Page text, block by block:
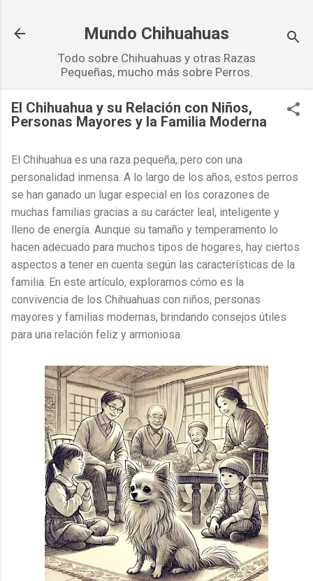
Mundo Chihuahuas
Todo sobre Chihuahuas y otras Razas
Pequeñas, mucho más sobre Perros.
El Chihuahua y su Relación con Niños,
Personas Mayores y la Familia Moderna
El Chihuahua es una raza pequeña, pero con una
personalidad inmensa. A lo largo de los años, estos perros
se han ganado un lugar especial en los corazones de
muchas familias gracias a su carácter leal, inteligente y
lleno de energía. Aunque su tamaño y temperamento lo
hacen adecuado para muchos tipos de hogares, hay ciertos
aspectos a tener en cuenta según las características de la
familia. En este artículo, exploramos cómo es la
convivencia de los Chihuahuas con niños, personas
mayores y familias modernas, brindando consejos útiles
para una relación feliz y armoniosa.